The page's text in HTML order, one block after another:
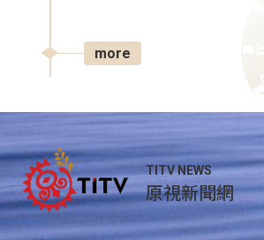
more
TITV NEWS
原視新聞網